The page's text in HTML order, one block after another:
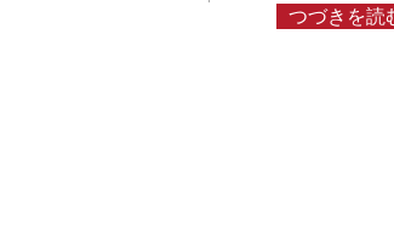
つづきを読